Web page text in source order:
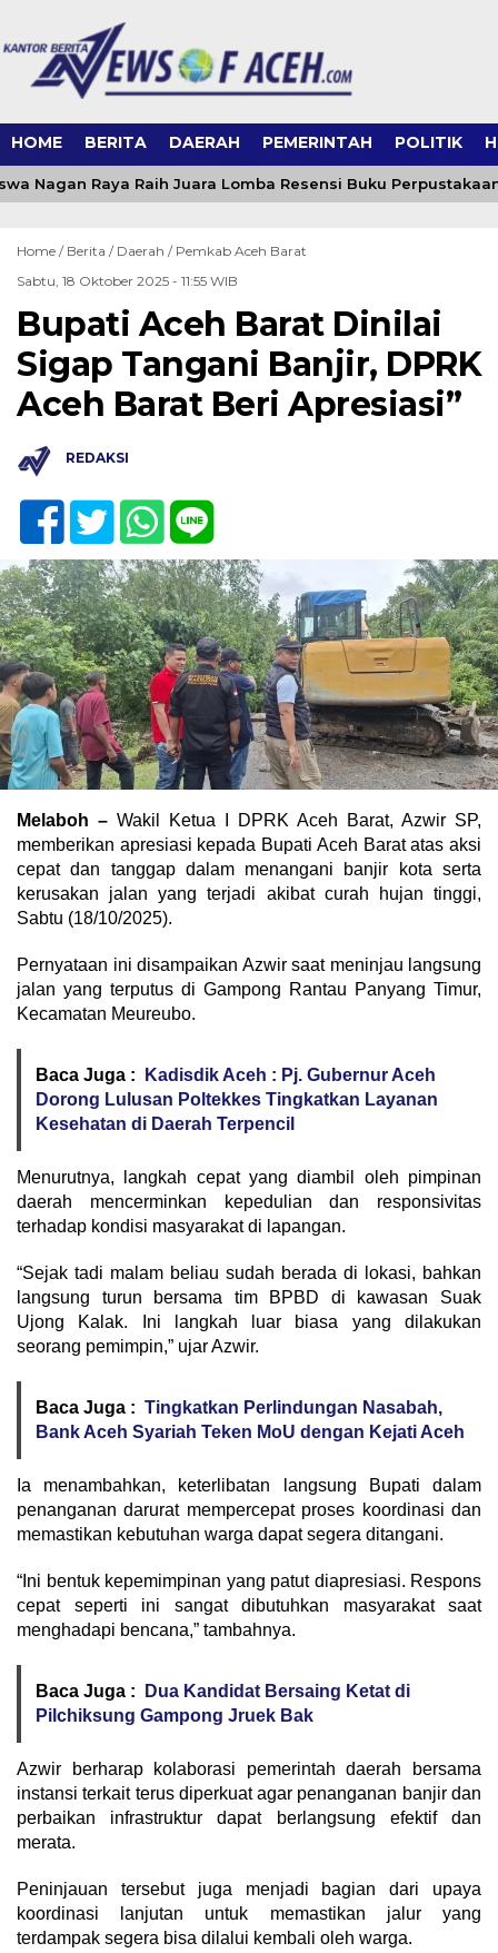
HOME BERITA DAERAH PEMERINTAH POLITIK
Nagan Raya Raih Juara Lomba Resensi Buku Perpustakaan
Home / Berita / Daerah / Pemkab Aceh Barat
Sabtu, 18 Oktober 2025 - 11:55 WIB
Bupati Aceh Barat Dinilai
Sigap Tangani Banjir, DPRK
Aceh Barat Beri Apresiasi”
REDAKSI
Melaboh – Wakil Ketua I DPRK Aceh Barat, Azwir SP,
memberikan apresiasi kepada Bupati Aceh Barat atas aksi
cepat dan tanggap dalam menangani banjir kota serta
kerusakan jalan yang terjadi akibat curah hujan tinggi,
Sabtu (18/10/2025).
Pernyataan ini disampaikan Azwir saat meninjau langsung
jalan yang terputus di Gampong Rantau Panyang Timur,
Kecamatan Meureubo.
Baca Juga :
Kadisdik Aceh : Pj. Gubernur Aceh
Dorong Lulusan Poltekkes Tingkatkan Layanan
Kesehatan di Daerah Terpencil
Menurutnya, langkah cepat yang diambil oleh pimpinan
daerah mencerminkan kepedulian dan responsivitas
terhadap kondisi masyarakat di lapangan.
“Sejak tadi malam beliau sudah berada di lokasi, bahkan
langsung turun bersama tim BPBD di kawasan Suak
Ujong Kalak. Ini langkah luar biasa yang dilakukan
seorang pemimpin,” ujar Azwir.
Baca Juga : Tingkatkan Perlindungan Nasabah,
Bank Aceh Syariah Teken MoU dengan Kejati Aceh
Ia menambahkan, keterlibatan langsung Bupati dalam
penanganan darurat mempercepat proses koordinasi dan
memastikan kebutuhan warga dapat segera ditangani.
“Ini bentuk kepemimpinan yang patut diapresiasi. Respons
cepat seperti ini sangat dibutuhkan masyarakat saat
menghadapi bencana,” tambahnya.
Baca Juga :
Dua Kandidat Bersaing Ketat di
Pilchiksung Gampong Jruek Bak
Azwir berharap kolaborasi pemerintah daerah bersama
instansi terkait terus diperkuat agar penanganan banjir dan
perbaikan infrastruktur dapat berlangsung efektif dan
merata.
Peninjauan tersebut juga menjadi bagian dari upaya
koordinasi lanjutan untuk memastikan jalur yang
terdampak segera bisa dilalui kembali oleh warga.